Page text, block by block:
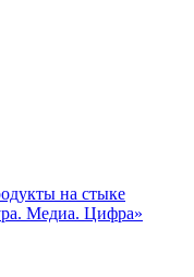
на стыке
Медиа. Цифра»